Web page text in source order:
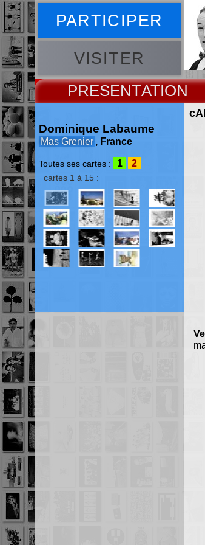
PARTICIPER
VISITER
PRESENT
Dominique Labaume
Mas Grenier , France
Toutes ses cartes : 1 2
cartes 1 à 15 :